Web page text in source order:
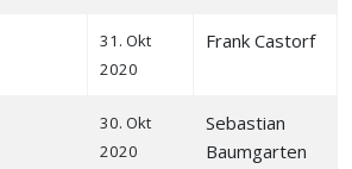
31. Okt
2020
Frank Castorf
30. Okt
2020
Sebastian
Baumgarten